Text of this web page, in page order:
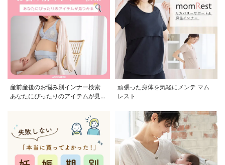
産前産後のお悩み別インナー検索
あなたにぴったりのアイテムが見つ
頑張った身体を気軽にメンテ マム
レスト